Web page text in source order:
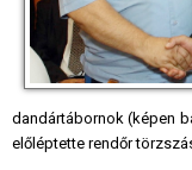
dandártábornok (képen
előléptette rendőr